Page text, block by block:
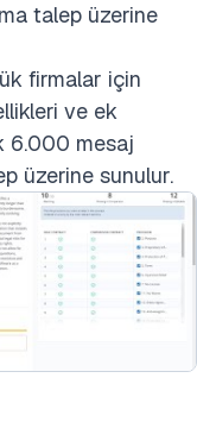
talep üzerine
firmalar için
ve ek
6.000 mesaj
üzerine sunulur.